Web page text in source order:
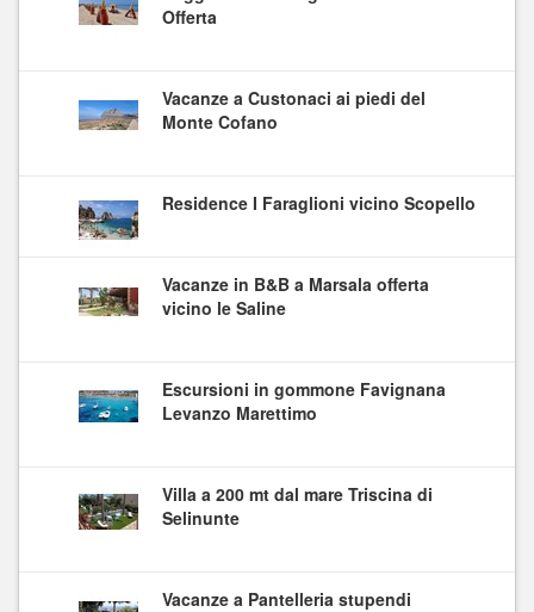
Offerta
Vacanze a Custonaci ai piedi del
Monte Cofano
Residence I Faraglioni vicino Scopello
Vacanze in B&B a Marsala offerta
vicino le Saline
Escursioni in gommone Favignana
Levanzo Marettimo
Villa a 200 mt dal mare Triscina di
Selinunte
Vacanze a Pantelleria stupendi